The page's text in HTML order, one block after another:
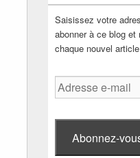
Saisissez votre
abonner à ce blog
chaque nouvel
Adresse
e-
Abonnez-